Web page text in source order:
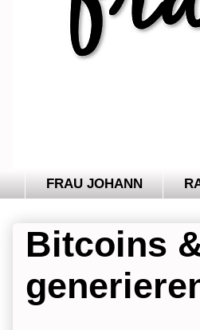
FRAU JOHANN
Bitcoins